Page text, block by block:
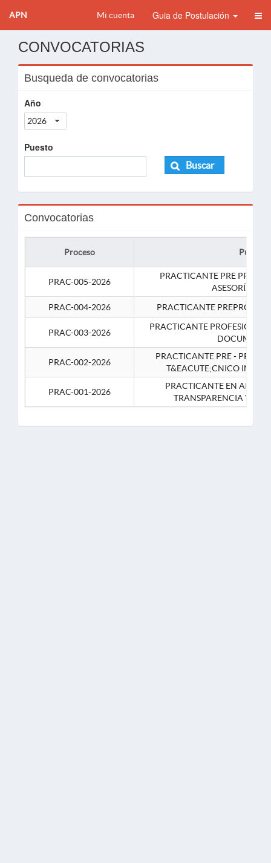
APN Mi cuenta Guia de Postulación
CONVOCATORIAS
Busqueda de convocatorias
Año
2026
Puesto
Buscar
Convocatorias
Proceso Puesto
PRAC-005-2026
PRACTICANTE PRE
ASESORÍA
PRAC-004-2026
PRACTICANTE
PRAC-003-2026
PRACTICANTE
PRAC-002-2026
PRACTICANTE PRE -
T&EACUTE;CNICO
PRAC-001-2026
PRACTICANTE EN APOYO
TRANSPARENCIA Y